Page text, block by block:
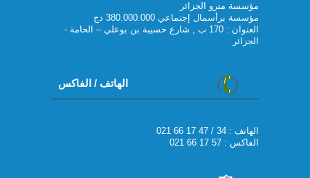
مؤسسة مترو الجزائر
مؤسسة برأسمال إجتماعي 380.000.000 دج
العنوان : 170 ب , شارع حسيبة بن بوعلي – الحامة -
الجزائر
الهاتف / الفاكس
021 66 17 47 / 34 : الهاتف
الفاكس : 57 17 66 021